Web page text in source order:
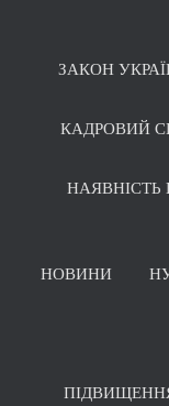
ЗАКОН
КАДРОВИЙ
НАЯВНІСТЬ
НОВИНИ